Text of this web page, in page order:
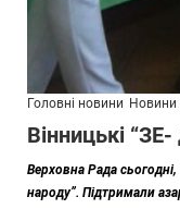
Головні новини Новини
Вінницькі
Верховна Рада
народу”. Підтримали